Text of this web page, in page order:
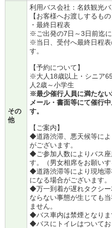
その
他
利用バス会社：名鉄観光バ
【お客様へお渡しするもの
・最終日程表
※ご出発の7日～3日前迄
※当日、受付へ最終日程
す。
【予約について】
※大人18歳以上・シニア
人2歳～小学生
※最少催行人員に満たない
メール・書面等にて催行
す。
【ご案内】
◆道路渋滞、悪天候等に
がございます。
◆ご参加人数によりバス座
す。（男女相席をお願いす
◆道路渋滞等により現地
になる場合がございます。
◆万一到着が遅れタクシ
ならない事態が生じても
ません。
◆バス車内は禁煙となりま
◆バスにトイレはついてお